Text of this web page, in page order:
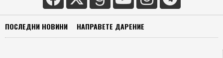
ПОСЛЕДНИ НОВИНИ НАПРАВЕТЕ ДАРЕНИЕ